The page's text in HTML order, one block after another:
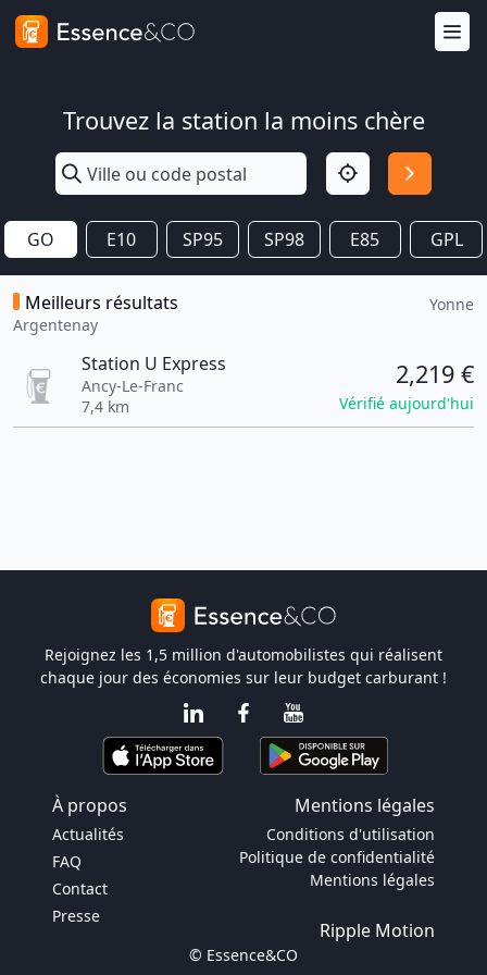
Trouvez la station la moins chère
GO E10 SP95 SP98 E85 GPL
Meilleurs résultats
Argentenay
Yonne
Station U Express
Ancy-Le-Franc
7,4 km
2,219 €
Vérifié aujourd'hui
Rejoignez les 1,5 million d'automobilistes qui réalisent
chaque jour des économies sur leur budget carburant !
À propos Mentions légales
Actualités
FAQ
Contact
Presse
Conditions d'utilisation
Politique de confidentialité
Mentions légales
Ripple Motion
© Essence&CO